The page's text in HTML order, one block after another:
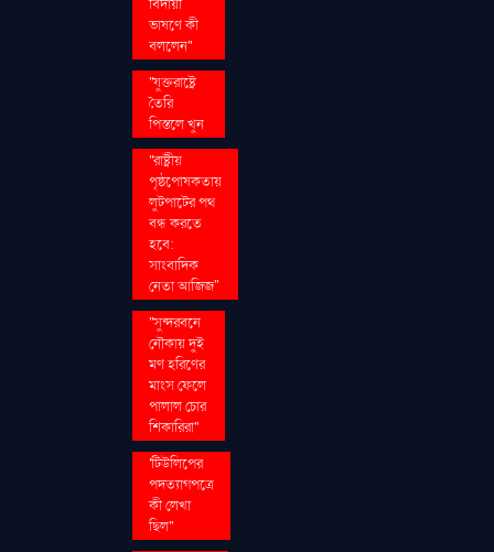
বিদায়ী
ভাষণে কী
বললেন''
''যুক্তরাষ্ট্রে
তৈরি
পিস্তলে খুন
''রাষ্ট্রীয়
পৃষ্ঠপোষকতায়
লুটপাটের পথ
বন্ধ করতে
হবে:
সাংবাদিক
নেতা আজিজ"
''সুন্দরবনে
নৌকায় দুই
মণ হরিণের
মাংস ফেলে
পালাল চোর
শিকারিরা''
'টিউলিপের
পদত্যাগপত্রে
কী লেখা
ছিল''